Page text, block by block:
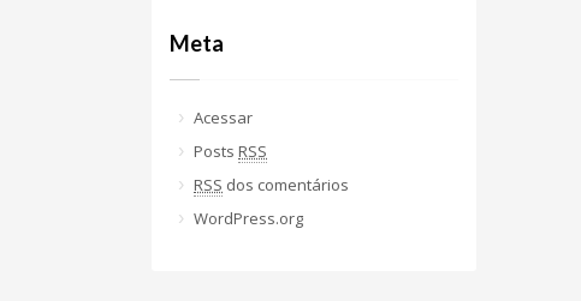
Meta
Acessar
Posts RSS
RSS dos comentários
WordPress.org